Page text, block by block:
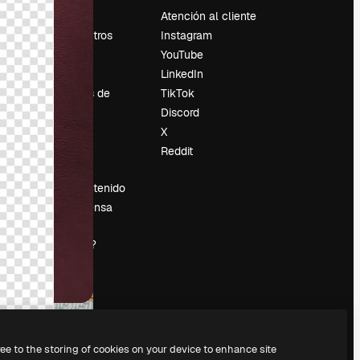
Precios
Sobre nosotros
Reviews
Empleo
Tendencias de
búsqueda
Blog
Eventos
Slidesgo
Vender contenido
Sala de prensa
¿Buscas
magnific.ai?
Atención al cliente
Instagram
YouTube
LinkedIn
TikTok
Discord
X
Reddit
to the storing of cookies on your device to enhance site